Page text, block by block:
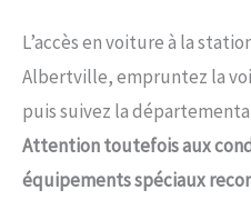
L’accès en voiture à la
Albertville, empruntez la
puis suivez la
Attention toutefois aux
équipements spéciaux